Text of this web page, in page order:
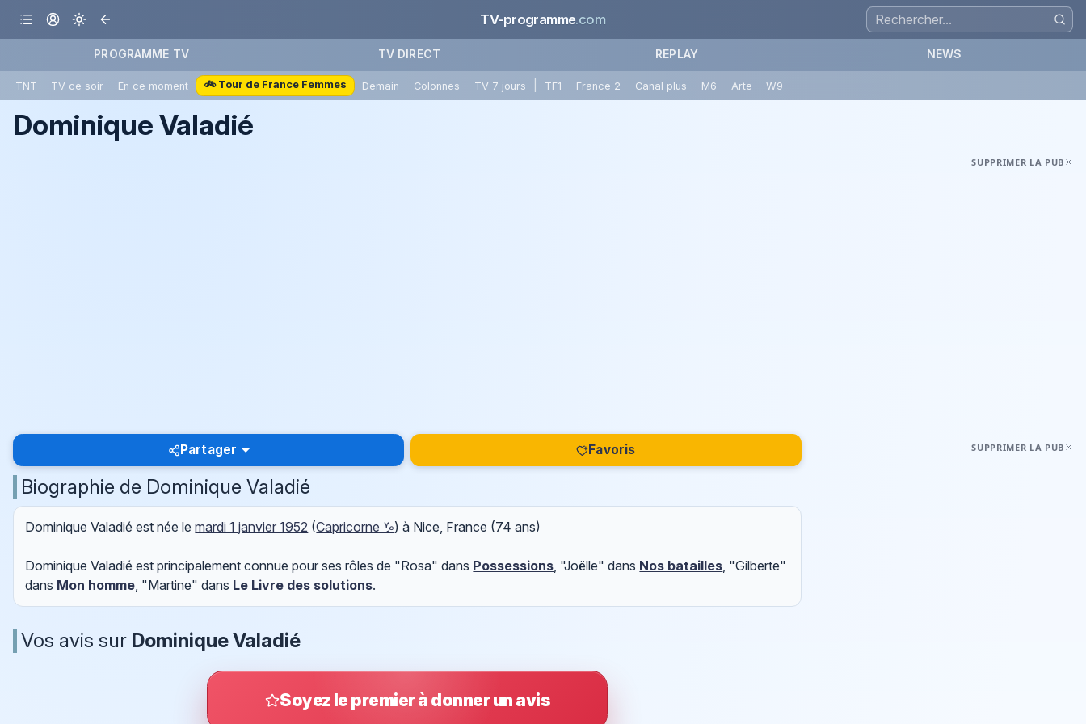
TV-programme.com
PROGRAMME TV TV DIRECT REPLAY NEWS
TNT TV ce soir En ce moment 🚲 Tour de France Femmes Demain Colonnes TV 7 jours TF1 France 2 Canal plus M6 Arte W9
Dominique Valadié
SUPPRIMER LA PUB
Partager Favoris
Biographie de Dominique Valadié
Dominique Valadié est née lemardi 1 janvier 1952 (Capricorne ♑) à Nice, France (74 ans)
Dominique Valadié est principalement connue pour ses rôles de "Rosa" dans Possessions, "Joëlle" dans Nos batailles, "Gilberte"
dans Mon homme, "Martine" dans Le Livre des solutions.
Vos avis sur Dominique Valadié
Soyez le premier à donner un avis
SUPPRIMER LA PUB